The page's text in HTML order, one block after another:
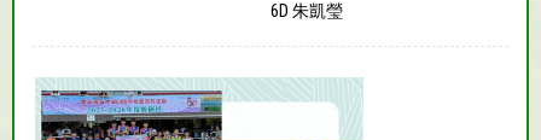
6D 朱凱瑩